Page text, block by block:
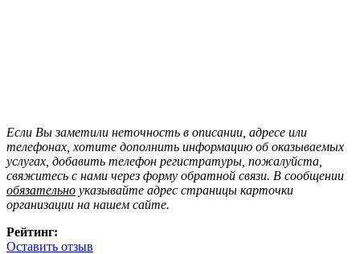
Если Вы заметили неточность в описании, адресе или
телефонах, хотите дополнить информацию об оказываемых
услугах, добавить телефон регистратуры, пожалуйста,
свяжитесь с нами через форму обратной связи. В сообщении
обязательно указывайте адрес страницы карточки
организации на нашем сайте.
Рейтинг:
Оставить отзыв